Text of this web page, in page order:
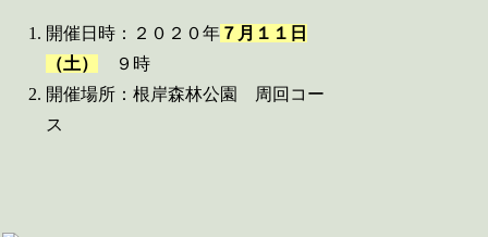
開催日時：２０２０年 ７月１１日
（土）
９時
開催場所：根岸森林公園 周回コー
ス